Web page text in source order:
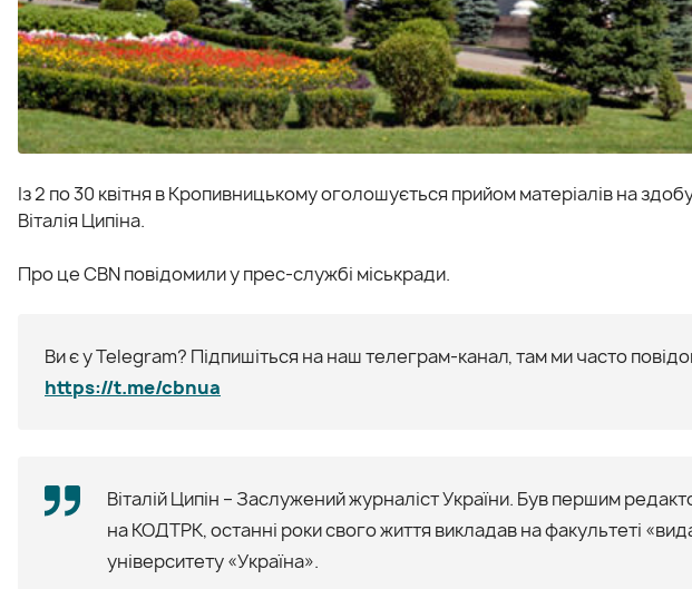
Із 2 по 30 квітня в Кропивницькому оголошується прийом матеріалів на
Віталія Ципіна.
Про це CBN повідомили у прес-службі міськради.
Ви є у Telegram? Підпишіться на наш телеграм-канал, там ми часто
https://t.me/cbnua
Віталій Ципін – Заслужений журналіст України. Був першим
на КОДТРК, останні роки свого життя викладав на факультеті
університету «Україна».